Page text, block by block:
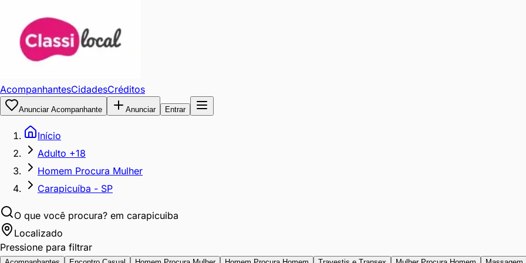
AcompanhantesCidadesCréditos
Anunciar Acompanhante Anunciar Entrar
Início
Adulto +18
Homem Procura Mulher
Carapicuíba - SP
O que você procura? em carapicuiba
Localizado
Pressione para filtrar